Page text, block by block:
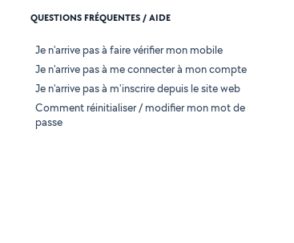
QUESTIONS FRÉQUENTES / AIDE
Je n'arrive pas à faire vérifier mon mobile
Je n'arrive pas à me connecter à mon compte
Je n'arrive pas à m'inscrire depuis le site web
Comment réinitialiser / modifier mon mot de
passe